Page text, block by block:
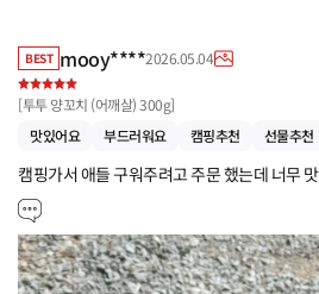
BEST mooy****2026.05.04
[투투 양꼬치 (어깨살) 300g]
맛있어요
부드러워요 캠핑추천 선물추천
캠핑가서 애들 구워주려고 주문 했는데 너무